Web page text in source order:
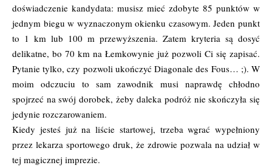
doświadczenie kandydata: musisz mieć zdobyte 85 punktów w
jednym biegu w wyznaczonym okienku czasowym. Jeden punkt
to 1 km lub 100 m przewyższenia. Zatem kryteria są dosyć
delikatne, bo 70 km na Łemkowynie już pozwoli Ci się zapisać.
Pytanie tylko, czy pozwoli ukończyć Diagonale des Fous… ;). W
moim odczuciu to sam zawodnik musi naprawdę chłodno
spojrzeć na swój dorobek, żeby daleka podróż nie skończyła się
jedynie rozczarowaniem.
Kiedy jesteś już na liście startowej, trzeba wgrać wypełniony
przez lekarza sportowego druk, że zdrowie pozwala na udział w
tej magicznej imprezie.